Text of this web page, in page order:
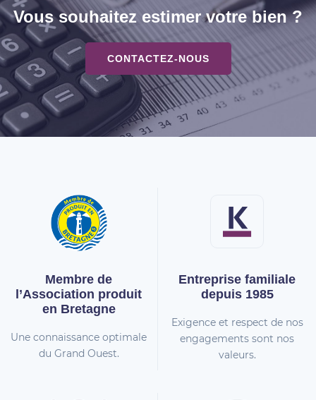
Vous souhaitez estimer votre bien ?
CONTACTEZ-NOUS
Membre de
l’Association produit
en Bretagne
Une connaissance optimale
du Grand Ouest.
Entreprise familiale
depuis 1985
Exigence et respect de nos
engagements sont nos
valeurs.